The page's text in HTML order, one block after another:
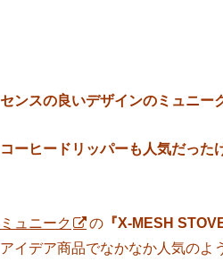
センスの良いデザインのミュニー
コーヒードリッパーも人気だった
ミュニーク の 『X-MESH
アイデア商品でなかなか人気のよ